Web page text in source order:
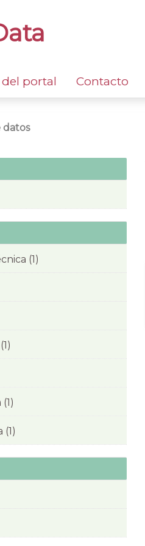
portal Contacto
datos
(1)
(1)